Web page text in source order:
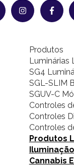
Produtos
Luminárias
SG4
SGL-SLIM
SGUV-C
Controles
Controles
Controles
Produtos
Cannabis